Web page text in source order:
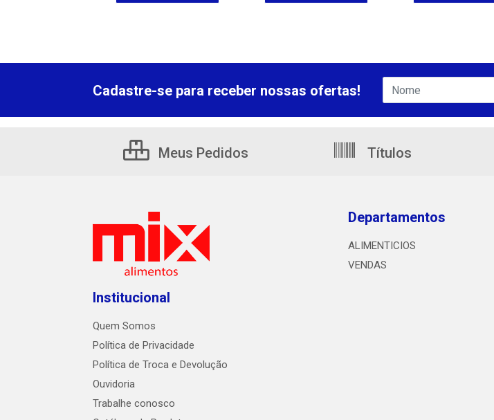
Cadastre-se para receber nossas ofertas!
Meus Pedidos Títulos
Institucional
Quem Somos
Política de Privacidade
Política de Troca e Devolução
Ouvidoria
Trabalhe conosco
Departamentos
ALIMENTICIOS
VENDAS